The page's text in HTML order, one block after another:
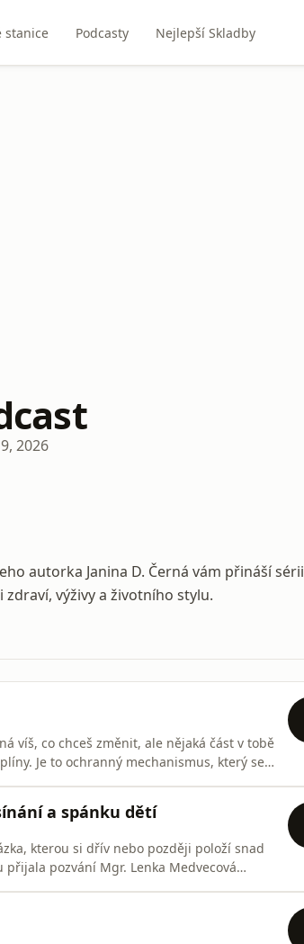
stanice Podcasty Nejlepší Skladby
2026
autorka Janina D. Černá vám přináší sérii
výživy a životního stylu.
víš, co chceš změnit, ale nějaká část v tobě
Je to ochranný mechanismus, který se
a spánku dětí
kterou si dřív nebo později položí snad
pozvání Mgr. Lenka Medvecová